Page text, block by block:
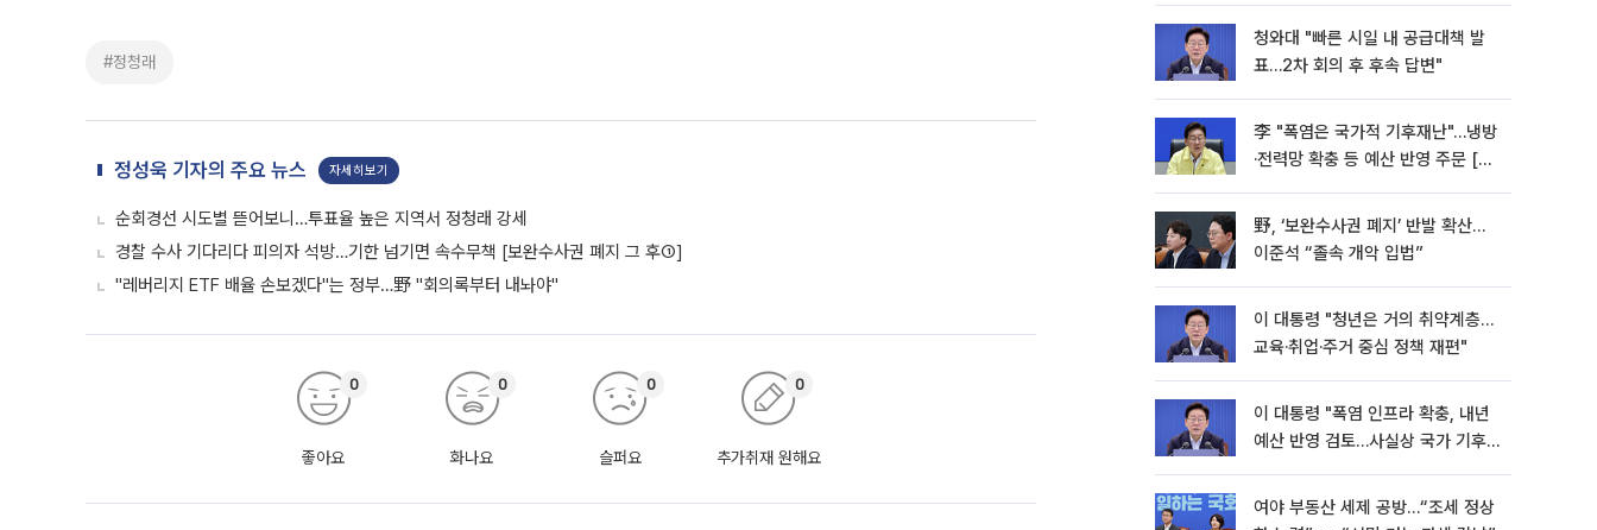
#정청래
정성욱 기자의 주요 뉴스 자세히보기
순회경선 시도별 뜯어보니…투표율 높은 지역서 정청래 강세
경찰 수사 기다리다 피의자 석방…기한 넘기면 속수무책 [보완수사권 폐지 그 후①]
"레버리지 ETF 배율 손보겠다"는 정부…野 "회의록부터 내놔야"
좋아요
0
화나요
0
슬퍼요
0
추가취재 원해요
0
청와대 "빠른 시일 내 공급대책 발
표…2차 회의 후 후속 답변"
李 "폭염은 국가적 기후재난"…냉방
·전력망 확충 등 예산 반영 주문 [종
野, ‘보완수사권 폐지’ 반발 확산…
이준석 “졸속 개악 입법”
이 대통령 "청년은 거의 취약계층…
교육·취업·주거 중심 정책 재편"
이 대통령 "폭염 인프라 확충, 내년
예산 반영 검토…사실상 국가 기후
여야 부동산 세제 공방…“조세 정상